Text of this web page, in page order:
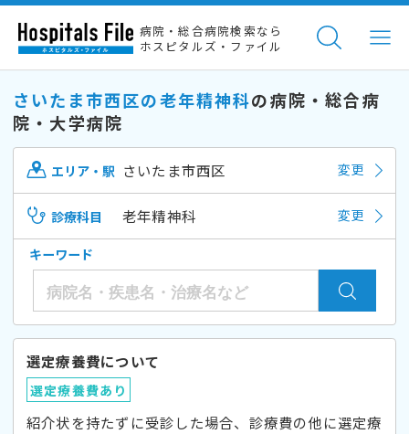
病院・総合病院検索なら
ホスピタルズ・ファイル
さいたま市西区の老年精神科の病院・総合病
院・大学病院
エリア・駅 さいたま市西区 変更
診療科目 老年精神科 変更
キーワード
選定療養費について
選定療養費あり
紹介状を持たずに受診した場合、診療費の他に選定療